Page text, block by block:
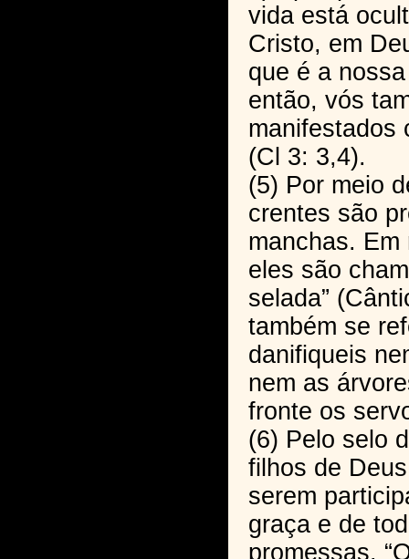
vida está
Cristo, em
que é a
então, vós
manifestados
(Cl 3: 3,4).
(5) Por meio
crentes são
manchas.
eles são
selada”
também se
danifiqueis
nem as
fronte os
(6) Pelo selo
filhos de
serem
graça e de
promessas.